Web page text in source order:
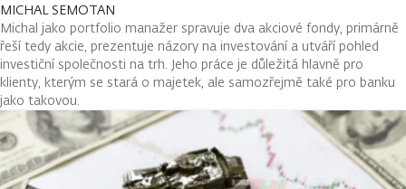
MICHAL SEMOTAN
Michal jako portfolio manažer spravuje dva akciové fondy, primárně
řeší tedy akcie, prezentuje názory na investování a utváří pohled
investiční společnosti na trh. Jeho práce je důležitá hlavně pro
klienty, kterým se stará o majetek, ale samozřejmě také pro banku
jako takovou.